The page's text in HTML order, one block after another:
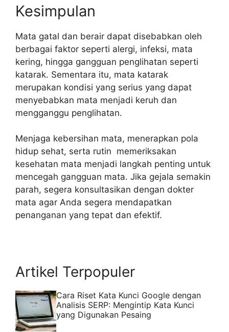
Kesimpulan
Mata gatal dan berair dapat disebabkan oleh
berbagai faktor seperti alergi, infeksi, mata
kering, hingga gangguan penglihatan seperti
katarak. Sementara itu, mata katarak
merupakan kondisi yang serius yang dapat
menyebabkan mata menjadi keruh dan
mengganggu penglihatan.
Menjaga kebersihan mata, menerapkan pola
hidup sehat, serta rutin memeriksakan
kesehatan mata menjadi langkah penting untuk
mencegah gangguan mata. Jika gejala semakin
parah, segera konsultasikan dengan dokter
mata agar Anda segera mendapatkan
penanganan yang tepat dan efektif.
Artikel Terpopuler
Cara Riset Kata Kunci Google dengan
Analisis SERP: Mengintip Kata Kunci
yang Digunakan Pesaing